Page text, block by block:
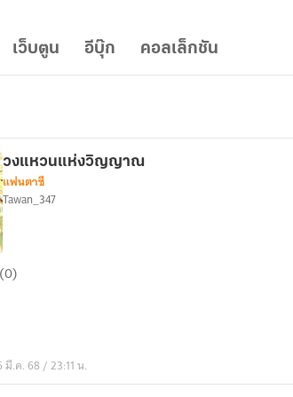
เว็บตูน อีบุ๊ก คอลเล็กชัน
วงแหวนแห่งวิญญาณ
แฟนตาซี
Tawan_347
.ค. 68 / 23:11 น.